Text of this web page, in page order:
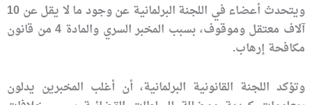
ويتحدث أعضاء في اللجنة البرلمانية عن وجود ما لا يقل عن 10
آلاف معتقل وموقوف، بسبب المخبر السري والمادة 4 من قانون
مكافحة إرهاب.
وتؤكد اللجنة القانونية البرلمانية، أن أغلب المخبرين يدلون